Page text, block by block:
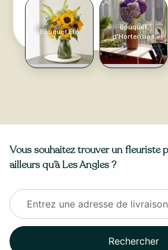
Bouquet Été
Bouquet
d'Hortensias
Vous souhaitez trouver un fleuriste
ailleurs qu’à Les Angles ?
Rechercher